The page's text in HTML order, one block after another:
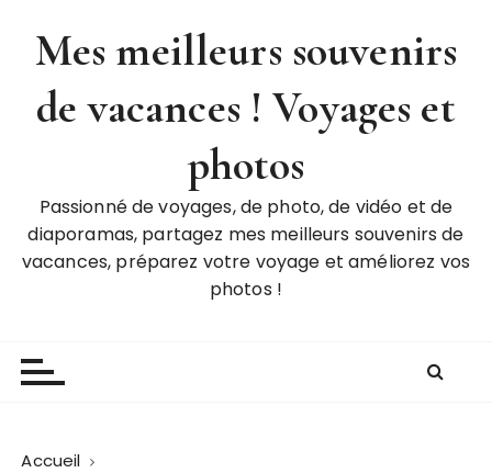
Mes meilleurs souvenirs
de vacances ! Voyages et
photos
Passionné de voyages, de photo, de vidéo et de
diaporamas, partagez mes meilleurs souvenirs de
vacances, préparez votre voyage et améliorez vos
photos !
Accueil